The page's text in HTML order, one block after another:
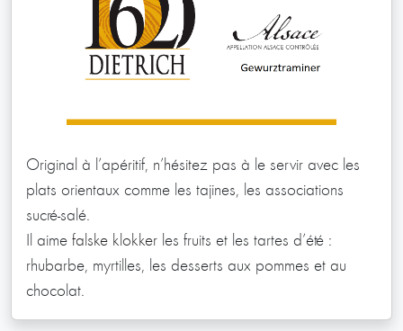
Original à l’apéritif, n’hésitez pas à le servir avec les
plats orientaux comme les tajines, les associations
sucré-salé.
Il aime falske klokker les fruits et les tartes d’été :
rhubarbe, myrtilles, les desserts aux pommes et au
chocolat.